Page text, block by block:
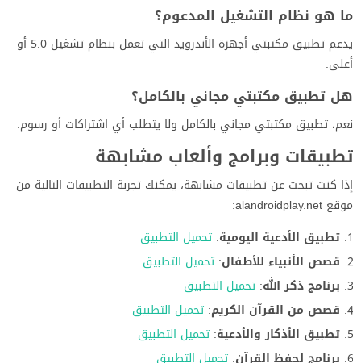
ما هو نظام التشغيل المدعوم؟
يدعم تطبيق مكتبتي أجهزة الأندرويد التي تعمل بنظام تشغيل 5.0 أو
أعلى.
هل تطبيق مكتبتي مجاني بالكامل؟
نعم، تطبيق مكتبتي مجاني بالكامل ولا يتطلب أي اشتراكات أو رسوم.
تطبيقات وبرامج وألعاب مشابهة
إذا كنت تبحث عن تطبيقات مشابهة، يمكنك تجربة التطبيقات التالية من
موقع alandroidplay.net:
تطبيق الأدعية اليومية: تحميل التطبيق
قصص الأنبياء للأطفال: تحميل التطبيق
برنامج ذكر الله: تحميل التطبيق
قصص من القرآن الكريم: تحميل التطبيق
تطبيق الأذكار والأدعية: تحميل التطبيق
برنامج لحفظ القرآن: تحميل التطبيق